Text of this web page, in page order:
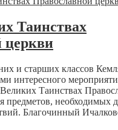
Таинствах
церкви
и старших классов
интересного
Таинствах
предметов, необходимых
Благочинный